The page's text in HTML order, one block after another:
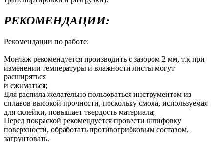
РЕКОМЕНДАЦИИ:
Рекомендации по работе:
Монтаж рекомендуется производить с зазором 2 мм, т.к при
изменении температуры и влажности листы могут
расширяться
и сжиматься;
Для распила желательно пользоваться инструментом из
сплавов высокой прочности, поскольку смола, используемая
для склейки, повышает твердость материала;
Перед покраской рекомендуется провести шлифовку
поверхности, обработать противогрибковым составом,
загрунтовать.